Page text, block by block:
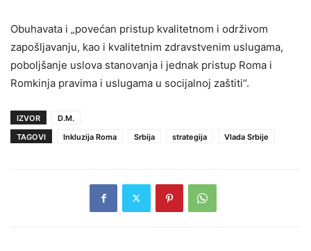
Obuhavata i „povećan pristup kvalitetnom i održivom
zapošljavanju, kao i kvalitetnim zdravstvenim uslugama,
poboljšanje uslova stanovanja i jednak pristup Roma i
Romkinja pravima i uslugama u socijalnoj zaštiti“.
IZVOR
D.M.
TAGOVI
Inkluzija Roma Srbija strategija Vlada Srbije